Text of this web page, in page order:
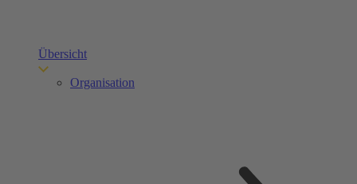
Übersicht
Organisation